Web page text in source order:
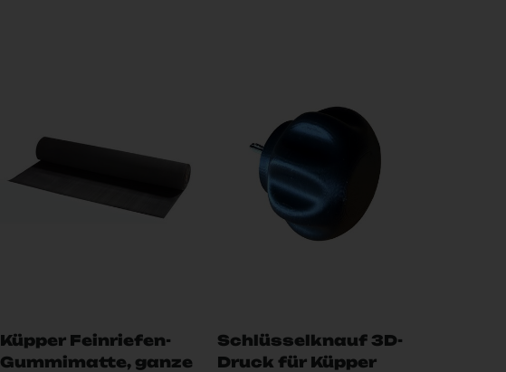
Küpper Feinriefen-
Gummimatte, ganze
Schlüsselknauf 3D-
Druck für Küpper